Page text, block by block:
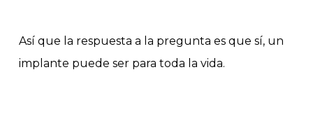
Así que la respuesta a la pregunta es que sí, un
implante puede ser para toda la vida.